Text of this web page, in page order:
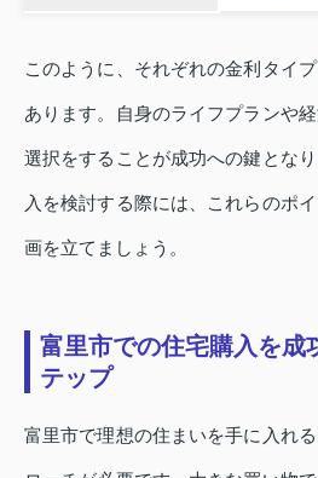
このように、それぞれの金利タイ
あります。自身のライフプランや
選択をすることが成功への鍵とな
入を検討する際には、これらのポ
画を立てましょう。
富里市での住宅購入を成
テップ
富里市で理想の住まいを手に入れ